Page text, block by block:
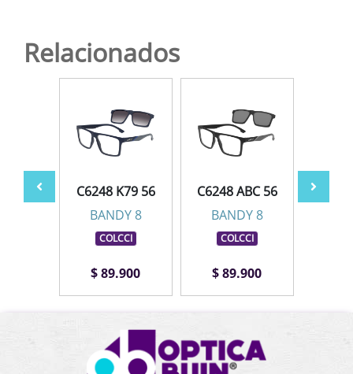
Relacionados
C6248 K79 56
BANDY 8
COLCCI
$ 89.900
C6248 ABC 56
BANDY 8
COLCCI
$ 89.900